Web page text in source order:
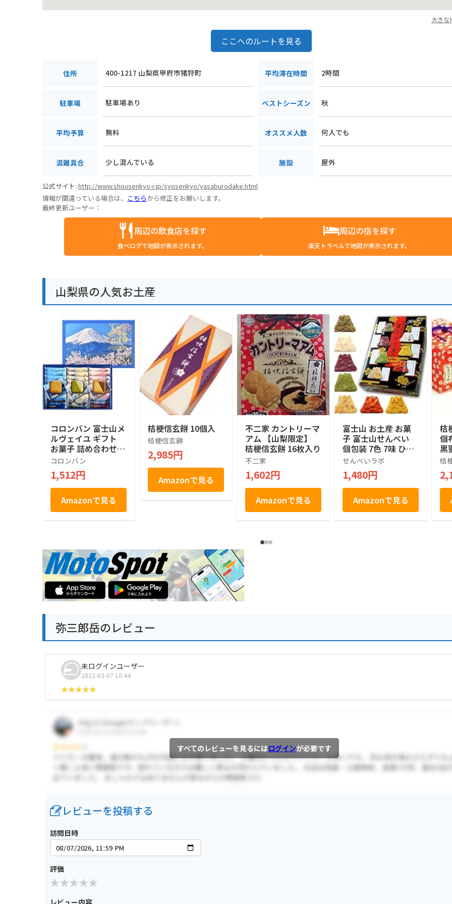
大きな
ここへのルートを見る
住所 400-1217 山梨県甲府市猪狩町 平均滞在時間 2時間
駐車場 駐車場あり ベストシーズン 秋
平均予算 無料 オススメ人数 何人でも
混雑具合 少し混んでいる 施設 屋外
公式サイト:http://www.shousenkyo-r.jp/syosenkyo/yasaburodake.html
情報が間違っている場合は、 こちらから修正をお願いします。
最終更新ユーザー：
周辺の飲食店を探す
食べログで地図が表示されます。
周辺の宿を探す
楽天トラベルで地図が表示されます。
山梨県の人気お土産
コロンバン 富士山メ
ルヴェイユ ギフト
お菓子 詰め合わせ
個包装 土産 お菓子
贈答 銘店 ラングド
シャ 21枚入り
コロンバン
1,512円
Amazonで見る
桔梗信玄餅 10個入
桔梗信玄餅
2,985円
Amazonで見る
不二家 カントリーマ
アム 【山梨限定】
桔梗信玄餅 16枚入り
不二家
1,602円
Amazonで見る
富士山 お土産 お菓
子 富士山せんべい
個包装 7色 7味 ひと
くち せんべい 1箱 30
枚入り せんべいラボ
せんべいラボ
1,480円
Amazonで見る
桔
個
黒
桔
弥三郎岳のレビュー
未ログインユーザー
2022-03-07 10:44
すべてのレビューを見るにはログインが必要です
レビューを投稿する
訪問日時
評価
レビュー内容